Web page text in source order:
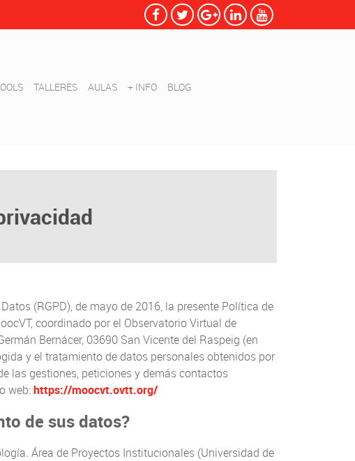
TALLERES AULAS + INFO BLOG
(RGPD), de mayo de 2016, la presente Política de
coordinado por el Observatorio Virtual de
Bernácer, 03690 San Vicente del Raspeig (en
y el tratamiento de datos personales obtenidos por
las gestiones, peticiones y demás contactos
web:https://moocvt.ovtt.org/
de sus datos?
Área de Proyectos Institucionales (Universidad de